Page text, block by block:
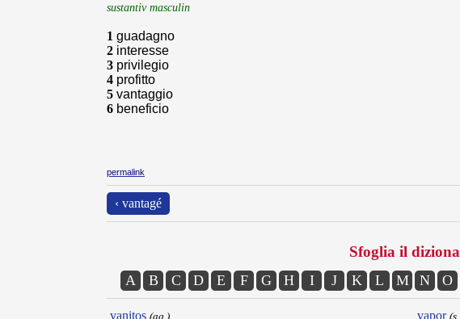
sustantiv masculin
1 guadagno
2 interesse
3 privilegio
4 profitto
5 vantaggio
6 beneficio
permalink
‹ vantagé
Sfoglia il
A B C D E F G H I J K L M N O
vanitos (ag.) vapor